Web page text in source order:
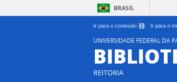
Ir para o conteúdo 1 Ir para o
BRASIL
UNIVERSIDADE FEDERAL DA
REITORIA